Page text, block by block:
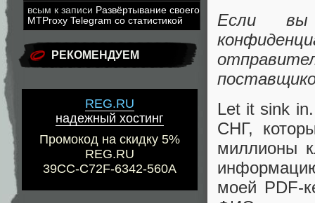
всым к записи Развёртывание своего
MTProxy Telegram со статистикой
РЕКОМЕНДУЕМ
REG.RU
надежный хостинг
Промокод на скидку 5%
REG.RU
39CC-C72F-6342-560A
Если вы
Let it sink
СНГ,
миллионы
моей PDF-